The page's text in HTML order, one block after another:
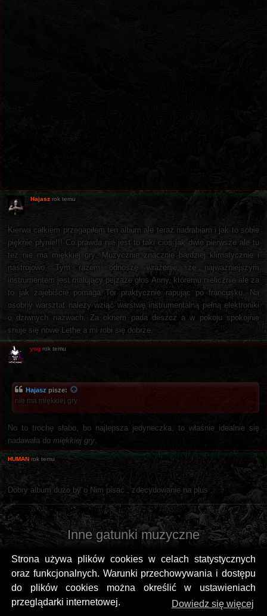
Strona używa plików cookies w celach statystycznych
oraz funkcjonalnych. Warunki przechowywania i dostępu
do plików cookies można określić w ustawieniach
przeglądarki internetowej.
Dowiedz się więcej
Hajasz rok temu
Kierwa całkiem przegapiłem ten album ale teraz nadrabiam i jak to sobie
pięknie płynie!!! Co prawda nie jest to taki cios jak dwie pierwsze ale tu
też nie ma miękkiej gry. Muzycznie znacznie bardziej klimatycznie i
nastrojowo. Tym razem odnoszę wrażenie, że najważniejszym
instrumentem jest malujący pejzaże głos Anny, któremu nielicznie ale za
to jak zajebiście pomaga Tor praktycznie rapując po francusku. Na
osobny warsztat należy wziąć warstwę instrumentalną pełną elektroniki
o dziwnych nazwach. Za oknem pada deszcz a w pokoju spokojnie
snuje się nowe Lethe a mi robi się dobrze.
yog rok temu
Hajasz pisze:
nie ma miękkiej gry
No to trochę słabo, bo najlepsza jedyneczka, to właśnie idealnie się
nadawała do miękkiej gry.
HUMAN rok temu
Dobry album dużo by o Nim pisać , zdecydowanie na plus .
Inne gatunki muzyczne